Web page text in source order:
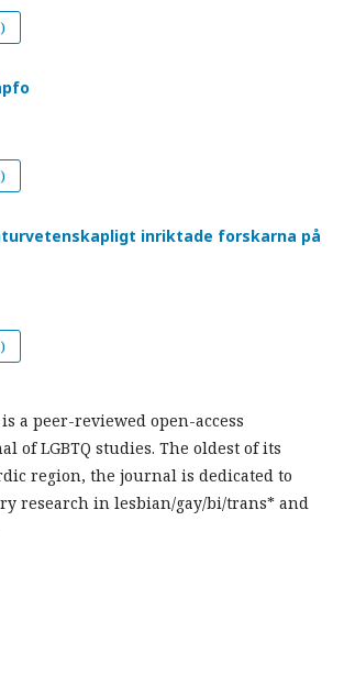
inriktade forskarna på
is a peer-reviewed open-access
of LGBTQ studies. The oldest of its
region, the journal is dedicated to
research in lesbian/gay/bi/trans* and